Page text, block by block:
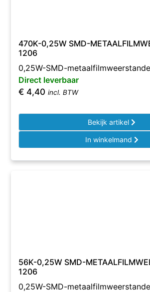
470K-0,25W SMD-
1206
0,25W-SMD-
Direct leverbaar
€ 4,40 incl. BTW
Bekijk artikel
In winkelmand
56K-0,25W SMD-
1206
0,25W-SMD-